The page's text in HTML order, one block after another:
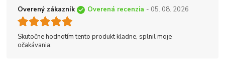
Overený zákazník Overená recenzia - 05. 08. 2026
Skutočne hodnotím tento produkt kladne, splnil moje
očakávania.